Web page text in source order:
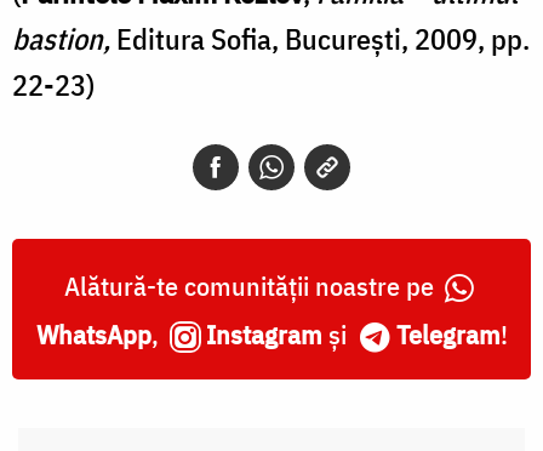
bastion,Editura Sofia, București, 2009, pp.
22-23)
Alătură-te comunității noastre pe
WhatsApp, Instagram și Telegram!